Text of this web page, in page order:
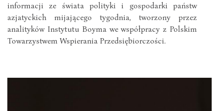
informacji ze świata polityki i gospodarki państw
azjatyckich mijającego tygodnia, tworzony przez
analityków Instytutu Boyma we współpracy z Polskim
Towarzystwem Wspierania Przedsiębiorczości.